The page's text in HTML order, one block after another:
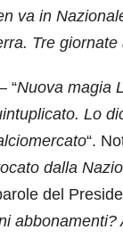
va in
Tre giornate
“Nuova magia
Lo
“.
dalla
del
abbonamenti?